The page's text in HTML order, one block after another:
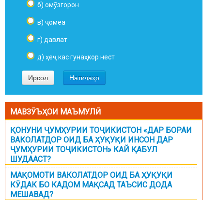
б) омӯзгорон
в) ҷомеа
г) давлат
д) ҳеҷ кас гунаҳкор нест
МАВЗӮЪҲОИ МАЪМУЛӢ
ҚОНУНИ ҶУМҲУРИИ ТОҶИКИСТОН «ДАР БОРАИ
ВАКОЛАТДОР ОИД БА ҲУҚУҚИ ИНСОН ДАР
ҶУМҲУРИИ ТОҶИКИСТОН» КАЙ ҚАБУЛ
ШУДААСТ?
МАҚОМОТИ ВАКОЛАТДОР ОИД БА ҲУҚУҚИ
КӮДАК БО КАДОМ МАҚСАД ТАЪСИС ДОДА
МЕШАВАД?